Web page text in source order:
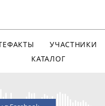
УЧАСТНИКИ
КАТАЛОГ